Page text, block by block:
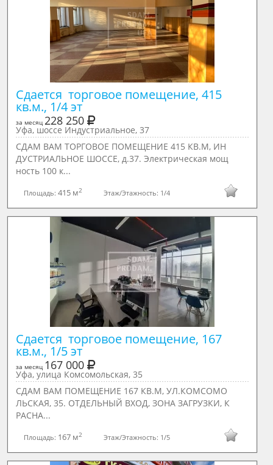
Сдается  торговое помещение, 415
кв.м., 1/4 эт
за месяц 228 250
Уфа, шоссе Индустриальное, 37
СДАМ ВАМ ТОРГОВОЕ ПОМЕЩЕНИЕ 415 КВ.М, ИН
ДУСТРИАЛЬНОЕ ШОССЕ, д.37. Электрическая мощ
ность 100 к...
Площадь: 415 м2 Этаж/Этажность: 1/4
Сдается  торговое помещение, 167
кв.м., 1/5 эт
за месяц 167 000
Уфа, улица Комсомольская, 35
СДАМ ВАМ ПОМЕЩЕНИЕ 167 КВ.М, УЛ.КОМСОМО
ЛЬСКАЯ, 35. ОТДЕЛЬНЫЙ ВХОД, ЗОНА ЗАГРУЗКИ, К
РАСНА...
Площадь: 167 м2 Этаж/Этажность: 1/5